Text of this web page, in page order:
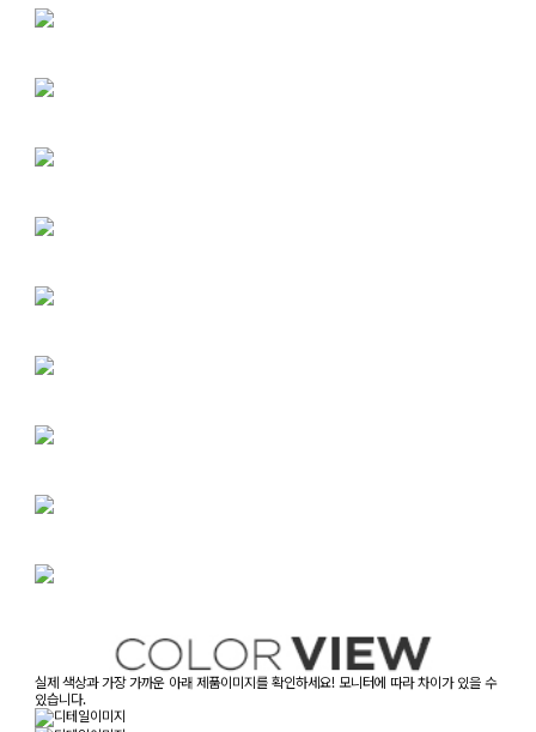
실제 색상과 가장 가까운 아래 제품이미지를 확인하세요! 모니터에 따라 차이가 있을 수
있습니다.